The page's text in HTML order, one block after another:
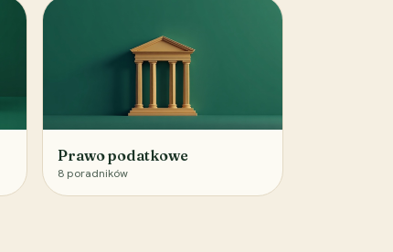
Prawo podatkowe
8 poradników